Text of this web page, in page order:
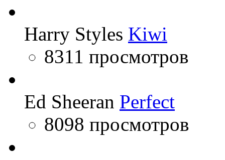
Harry Styles Kiwi
8311 просмотров
Ed Sheeran Perfect
8098 просмотров